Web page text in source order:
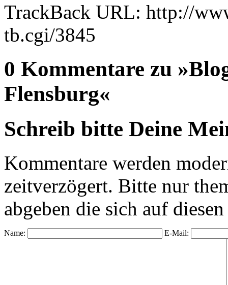
TrackBack URL: http://
tb.cgi/3845
0 Kommentare zu
Flensburg«
Schreib bitte Deine
Kommentare werden
zeitverzögert. Bitte nur
abgeben die sich auf
Name: E-Mail: